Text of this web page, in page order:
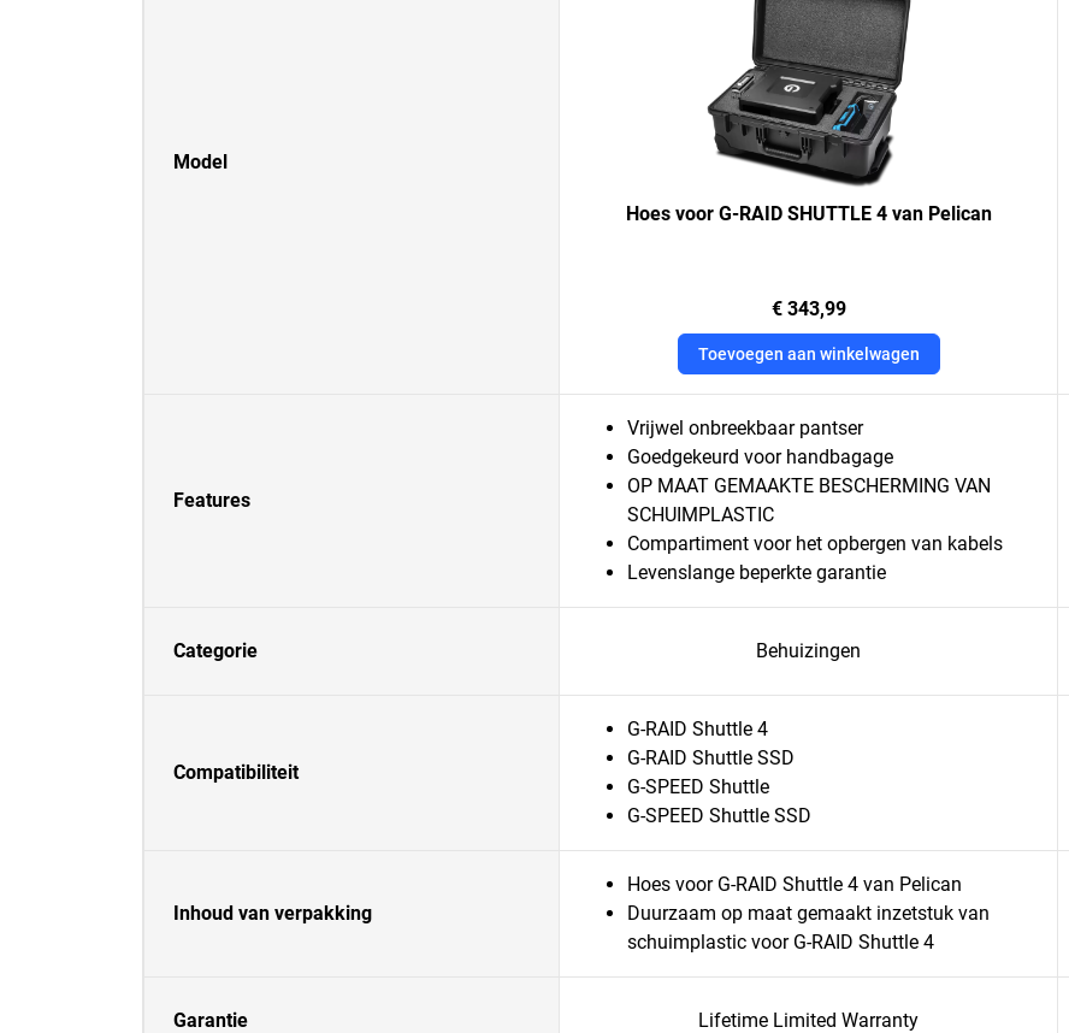
Model
Hoes voor G-RAID SHUTTLE 4 van Pelican
€ 343,99
Toevoegen aan winkelwagen
Features
Vrijwel onbreekbaar pantser
Goedgekeurd voor handbagage
OP MAAT GEMAAKTE BESCHERMING VAN
SCHUIMPLASTIC
Compartiment voor het opbergen van kabels
Levenslange beperkte garantie
Categorie Behuizingen
Compatibiliteit
G-RAID Shuttle 4
G-RAID Shuttle SSD
G-SPEED Shuttle
G-SPEED Shuttle SSD
Inhoud van verpakking
Hoes voor G-RAID Shuttle 4 van Pelican
Duurzaam op maat gemaakt inzetstuk van
schuimplastic voor G-RAID Shuttle 4
Garantie Lifetime Limited Warranty